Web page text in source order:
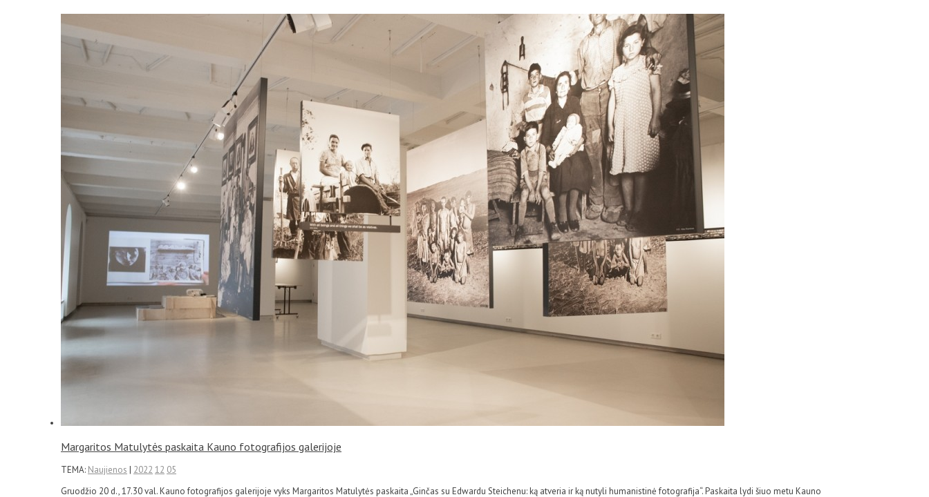
Margaritos Matulytės paskaita Kauno fotografijos galerijoje
TEMA: Naujienos | 2022 12 05
Gruodžio 20 d., 17.30 val. Kauno fotografijos galerijoje vyks Margaritos Matulytės paskaita „Ginčas su Edwardu Steichenu: ką atveria ir ką nutyli humanistinė fotografija“. Paskaita lydi šiuo metu Kauno